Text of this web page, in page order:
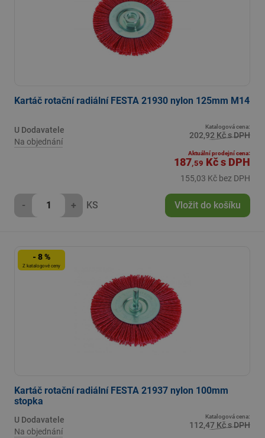
Kartáč rotační radiální FESTA 21930 nylon 125mm M14
U Dodavatele
Na objednání
Katalogová cena:
202,92 Kč s DPH
Aktuální prodejní cena:
187,59 Kčs DPH
155,03 Kč bez DPH
- + KS Vložit do košíku
- 8 %
Z katalogové ceny
Kartáč rotační radiální FESTA 21937 nylon 100mm
stopka
U Dodavatele
Na objednání
Katalogová cena:
112,47 Kč s DPH